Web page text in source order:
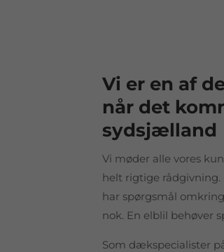
Vi er en af
når det
sydsjælland
Vi møder alle vores
helt rigtige rådgivning.
har spørgsmål
nok. En elblil behøver
Som dækspecialister